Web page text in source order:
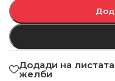
Додади на
желби